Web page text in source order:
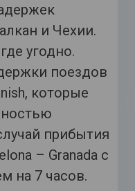
и Чехии.
угодно.
поездов
которые
прибытия
– Granada с
на 7 часов.